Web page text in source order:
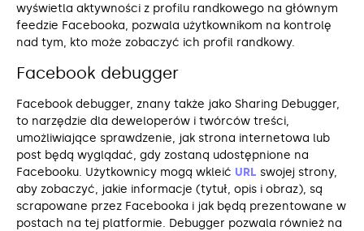
wyświetla aktywności z profilu randkowego na głównym
feedzie Facebooka, pozwala użytkownikom na kontrolę
nad tym, kto może zobaczyć ich profil randkowy.
Facebook debugger
Facebook debugger, znany także jako Sharing Debugger,
to narzędzie dla deweloperów i twórców treści,
umożliwiające sprawdzenie, jak strona internetowa lub
post będą wyglądać, gdy zostaną udostępnione na
Facebooku. Użytkownicy mogą wkleić URL swojej strony,
aby zobaczyć, jakie informacje (tytuł, opis i obraz), są
scrapowane przez Facebooka i jak będą prezentowane w
postach na tej platformie. Debugger pozwala również na